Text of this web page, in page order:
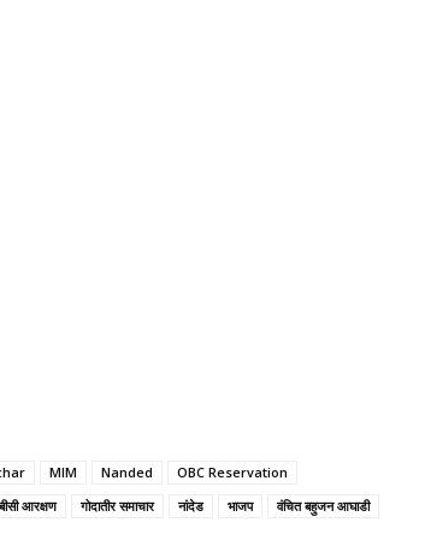
MIM Nanded
OBC Reservation
आरक्षण गोदातीर समाचार नांदेड भाजप वंचित बहुजन आघाडी